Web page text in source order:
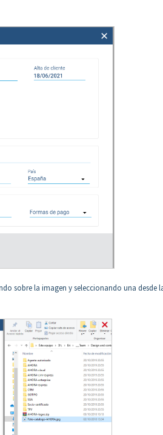
sobre la imagen y seleccionando una desde